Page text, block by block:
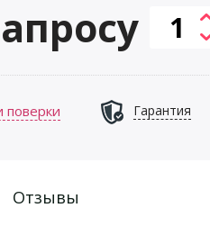
поверки Гарантия
Отзывы